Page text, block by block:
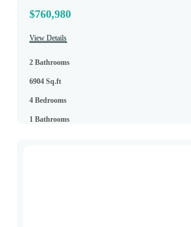
$760,980
View Details
2 Bathrooms
6904 Sq.ft
4 Bedrooms
1 Bathrooms